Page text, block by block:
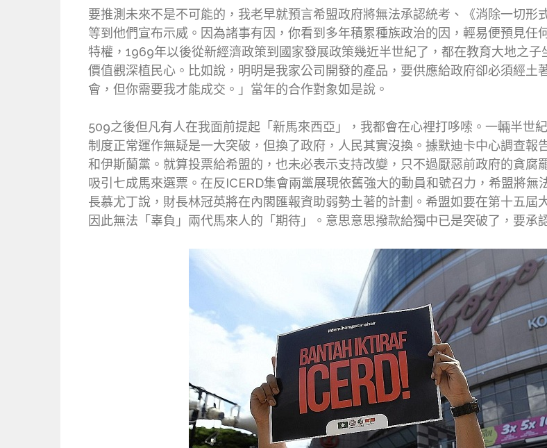
要推測未來不是不可能的，我老早就預言希盟政府將無法承認統考、《消除一切
等到他們宣布示威。因為諸事有因，你看到多年積累種族政治的因，輕易便預見
特權，1969年以後從新經濟政策到國家發展政策幾近半世紀了，都在教育大地之
價值觀深植民心。比如說，明明是我家公司開發的產品，要供應給政府卻必須經
會，但你需要我才能成交。」當年的合作對象如是說。
509之後但凡有人在我面前提起「新馬來西亞」，我都會在心裡打哆嗦。一輛半世
制度正常運作無疑是一大突破，但換了政府，人民其實沒換。據默迪卡中心調查
和伊斯蘭黨。就算投票給希盟的，也未必表示支持改變，只不過厭惡前政府的貪
吸引七成馬來選票。在反ICERD集會兩黨展現依舊強大的動員和號召力，希盟將
長慕尤丁說，財長林冠英將在內閣匯報資助弱勢土著的計劃。希盟如要在第十五屆
因此無法「辜負」兩代馬來人的「期待」。意思意思撥款給獨中已是突破了，要承